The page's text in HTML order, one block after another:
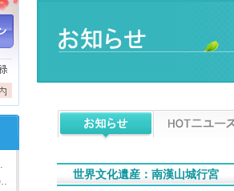
世界文化遺産：南漢山城行宮